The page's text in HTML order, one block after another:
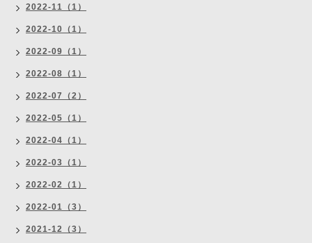
2022-11（1）
2022-10（1）
2022-09（1）
2022-08（1）
2022-07（2）
2022-05（1）
2022-04（1）
2022-03（1）
2022-02（1）
2022-01（3）
2021-12（3）